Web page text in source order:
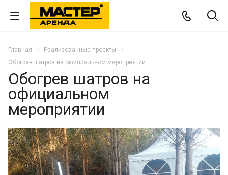
Главная
Реализованные проекты
Обогрев шатров на официальном мероприятии
Обогрев шатров на
официальном
мероприятии